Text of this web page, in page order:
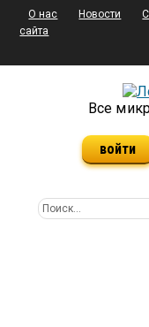
О нас Новости
сайта
Все
войти